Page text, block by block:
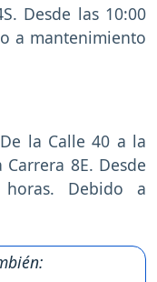
Desde las 10:00
a mantenimiento
la Calle 40 a la
8E. Desde
Debido a